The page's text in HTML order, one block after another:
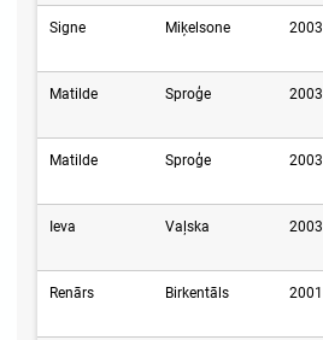
Signe Miķelsone 2003
Matilde Sproģe 2003
Matilde Sproģe 2003
Ieva Vaļska 2003
Renārs Birkentāls 2001